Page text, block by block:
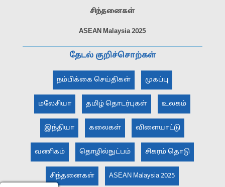
சிந்தனைகள்
ASEAN Malaysia 2025
தேடல் குறிச்சொற்கள்
நம்பிக்கை செய்திகள் முகப்பு
மலேசியா தமிழ் தொடர்புகள் உலகம்
இந்தியா கலைகள் விளையாட்டு
வணிகம் தொழில்நுட்பம் சிகரம் தொடு
சிந்தனைகள் ASEAN Malaysia 2025